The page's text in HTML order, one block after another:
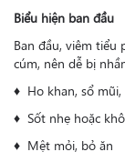
Biểu hiện ban đầu
Ban đầu, viêm tiểu
cúm, nên dễ bị
♦ Ho khan, sổ
♦ Sốt nhẹ hoặc
♦ Mệt mỏi, bỏ ăn